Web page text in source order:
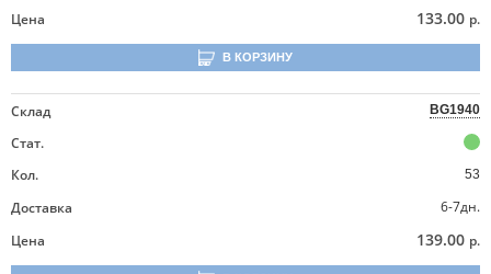
Цена
133.00 р.
В КОРЗИНУ
Склад BG1940
Стат.
Кол.
53
Доставка
6-7дн.
Цена
139.00 р.